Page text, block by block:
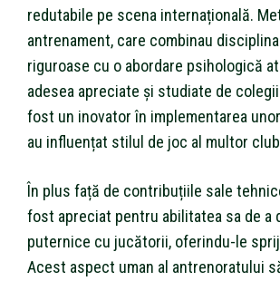
redutabile pe scena internațională.
antrenament, care combinau
riguroase cu o abordare psihologică
adesea apreciate și studiate de
fost un inovator în implementarea
au influențat stilul de joc al multor
În plus față de contribuțiile sale
fost apreciat pentru abilitatea sa de a
puternice cu jucătorii, oferindu-le
Acest aspect uman al antrenoratului